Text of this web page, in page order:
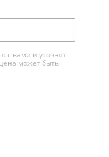
с вами и уточнят
может быть